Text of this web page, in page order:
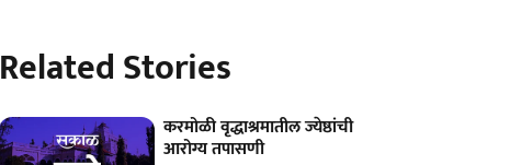
Related Stories
करमोळी वृद्धाश्रमातील ज्येष्ठांची
आरोग्य तपासणी